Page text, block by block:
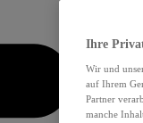
Ihre
Wir und
auf Ihrem
Partner
manche